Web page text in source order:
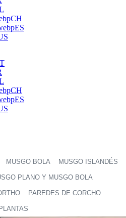
CH
ES
CH
ES
MUSGO BOLA MUSGO ISLANDÉS
PLANO Y MUSGO BOLA
PAREDES DE CORCHO
PLANTAS